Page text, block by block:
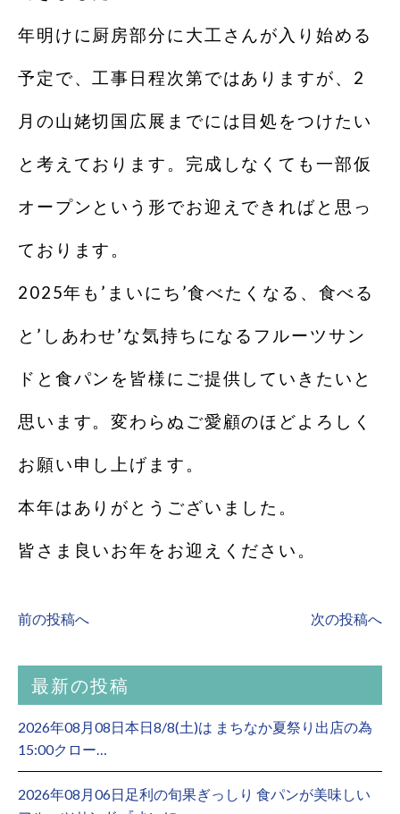
年明けに厨房部分に大工さんが入り始める
予定で、工事日程次第ではありますが、2
月の山姥切国広展までには目処をつけたい
と考えております。完成しなくても一部仮
オープンという形でお迎えできればと思っ
ております。
2025年も’まいにち’食べたくなる、食べる
と’しあわせ’な気持ちになるフルーツサン
ドと食パンを皆様にご提供していきたいと
思います。変わらぬご愛顧のほどよろしく
お願い申し上げます。
本年はありがとうございました。
皆さま良いお年をお迎えください。
前の投稿へ 次の投稿へ
最新の投稿
2026年08月08日本日8/8(土)は まちなか夏祭り出店の為
15:00クロー…
2026年08月06日足利の旬果ぎっしり 食パンが美味しい